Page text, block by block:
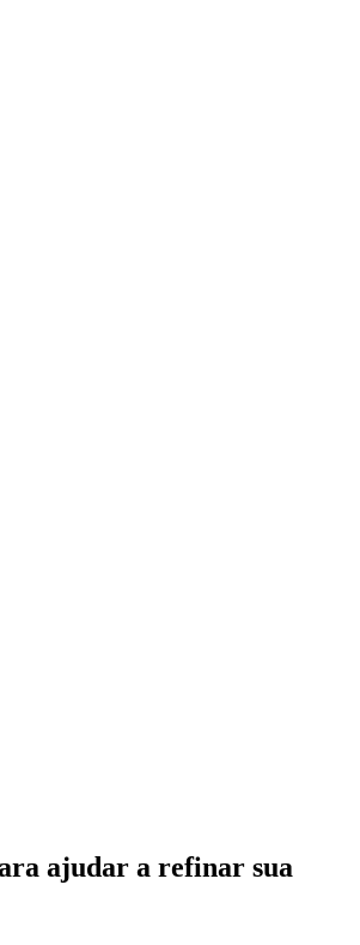
ajudar a refinar sua